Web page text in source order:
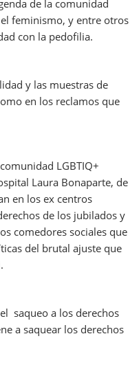
de la comunidad
feminismo, y entre otros
con la pedofilia.
y las muestras de
en los reclamos que
LGBTIQ+
Laura Bonaparte, de
en los ex centros
de los jubilados y
comedores sociales que
del brutal ajuste que
saqueo a los derechos
a saquear los derechos